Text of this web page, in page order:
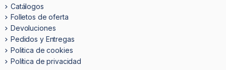
Catálogos
Folletos de oferta
Devoluciones
Pedidos y Entregas
Politica de cookies
Política de privacidad